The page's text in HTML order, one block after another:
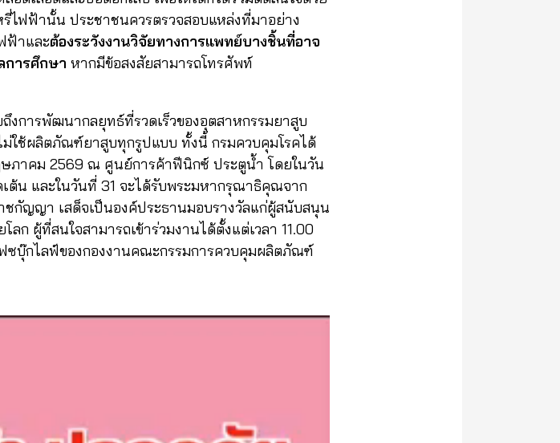
ไฟฟ้านั้น ประชาชนควรตรวจสอบแหล่งที่มาอย่าง
ฟ้าและต้องระวังงานวิจัยทางการแพทย์บางชิ้นที่อาจ
การศึกษา หากมีข้อสงสัยสามารถโทรศัพท์
การพัฒนากลยุทธ์ที่รวดเร็วของอุตสาหกรรมยาสูบ
ใช้ผลิตภัณฑ์ยาสูบทุกรูปแบบ ทั้งนี้ กรมควบคุมโรคได้
ภาคม 2569 ณ ศูนย์การค้าฟีนิกซ์ ประตูน้ำ โดยในวัน
ต้น และในวันที่ 31 จะได้รับพระมหากรุณาธิคุณจาก
ชกัญญา เสด็จเป็นองค์ประธานมอบรางวัลแก่ผู้สนับสนุน
ก ผู้ที่สนใจสามารถเข้าร่วมงานได้ตั้งแต่เวลา 11.00
ซบุ๊กไลฟ์ของกองงานคณะกรรมการควบคุมผลิตภัณฑ์